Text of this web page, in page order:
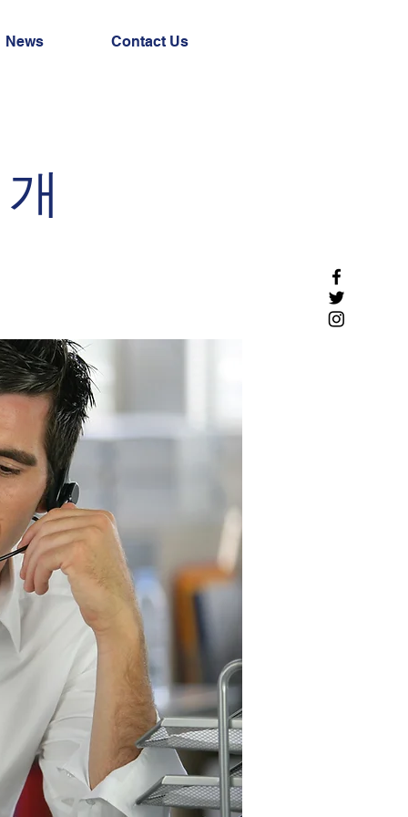
News Contact Us